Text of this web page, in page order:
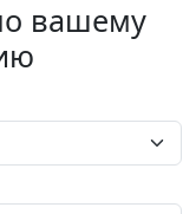
вашему